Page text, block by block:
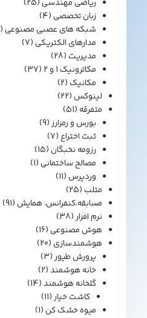
ریاضی مهندسی(25)
زبان تخصصی(4)
شبکه های عصبی مصنوعی(3)
مدارهای الکتریکی(7)
مدیریت(28)
مکاترونیک 1 و 2
(37)
مکانیک(2)
لینوکس(22)
متفرقه(51)
بورس و رمزارز(9)
ثبت اختراع(7)
رزومه نخبگان(15)
مصالح ساختمانی(1)
وردپرس(11)
متلب(25)
مسابقه،کنفرانس، همایش(91)
نرم افزار(38)
هوش مصنوعی(16)
هوشمندسازی(20)
پرورش طیور(3)
خانه هوشمند(2)
گلخانه هوشمند(14)
کاشت خیار(11)
میوه خشک کن(1)